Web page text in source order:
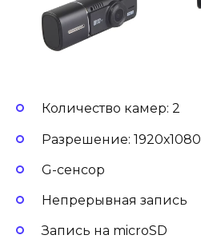
Количество камер: 2
Разрешение: 1920х1080
G-сенсор
Непрерывная запись
Запись на microSD